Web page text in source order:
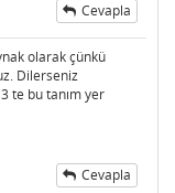
Cevapla
olarak çünkü
Dilerseniz
te bu tanım yer
Cevapla